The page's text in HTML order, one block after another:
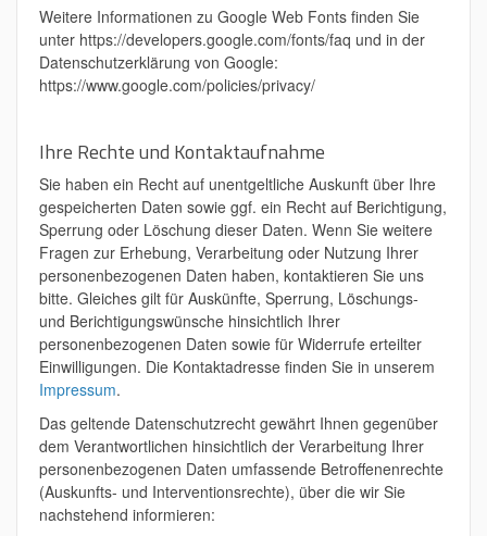
Weitere Informationen zu Google Web Fonts finden Sie
unter https://developers.google.com/fonts/faq und in der
Datenschutzerklärung von Google:
https://www.google.com/policies/privacy/
Ihre Rechte und Kontaktaufnahme
Sie haben ein Recht auf unentgeltliche Auskunft über Ihre
gespeicherten Daten sowie ggf. ein Recht auf Berichtigung,
Sperrung oder Löschung dieser Daten. Wenn Sie weitere
Fragen zur Erhebung, Verarbeitung oder Nutzung Ihrer
personenbezogenen Daten haben, kontaktieren Sie uns
bitte. Gleiches gilt für Auskünfte, Sperrung, Löschungs-
und Berichtigungswünsche hinsichtlich Ihrer
personenbezogenen Daten sowie für Widerrufe erteilter
Einwilligungen. Die Kontaktadresse finden Sie in unserem
Impressum.
Das geltende Datenschutzrecht gewährt Ihnen gegenüber
dem Verantwortlichen hinsichtlich der Verarbeitung Ihrer
personenbezogenen Daten umfassende Betroffenenrechte
(Auskunfts- und Interventionsrechte), über die wir Sie
nachstehend informieren: